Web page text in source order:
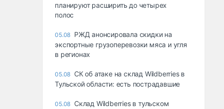
планируют расширить до четырех
полос
05.08 РЖД анонсировала скидки на
экспортные грузоперевозки мяса и угля
в регионах
05.08 СК об атаке на склад Wildberries в
Тульской области: есть пострадавшие
05.08 Склад Wildberries в тульском